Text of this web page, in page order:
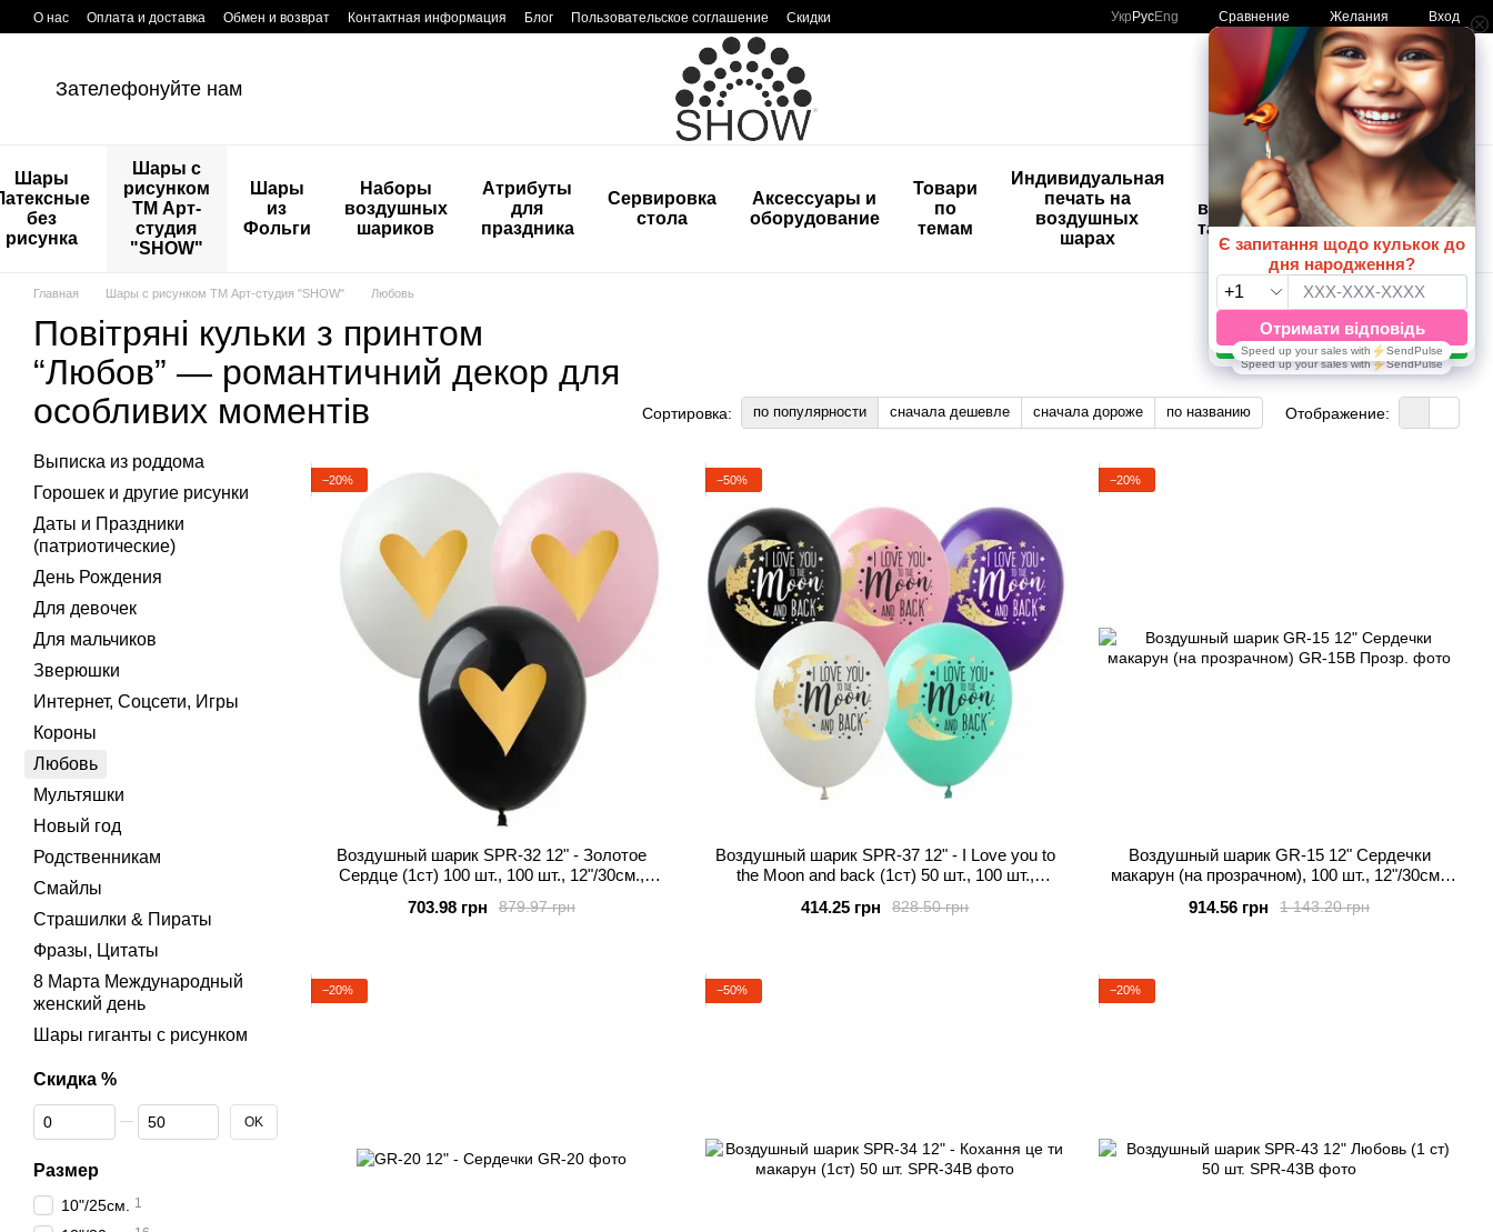
Перейти к основному контенту
О нас Оплата и доставка Обмен и возврат Контактная информация Блог Пользовательское соглашение Скидки Укр РусEng Сравнение Желания Вход
Зателефонуйте нам Мой заказ
Шары
без
рисунка
Шары с
рисунком
ТМ Арт-
студия
"SHOW"
Шары
из
Фольги
Наборы
воздушных
шариков
Атрибуты
для
праздника
Сервировка
стола
Аксессуары и
оборудование
Товари
по
темам
Индивидуальная
печать на
воздушных
шарах
Детские
временные
татуировки
🚨🚨🚨
Распродажа
Шары с
рисунком
😀🎈
Главная Шары с рисунком ТМ Арт-студия "SHOW" Любовь
Повітряні кульки з принтом
“Любов” — романтичний декор для
особливих моментів
Сортировка: по популярности сначала дешевле сначала дороже по названию Отображение:
−20%
Воздушный шарик SPR-32 12" - Золотое
Сердце (1ст) 100 шт., 100 шт., 12"/30см.,
879.97 грн
703.98 грн
−50%
Воздушный шарик SPR-37 12" - I Love you to
the Moon and back (1ст) 50 шт., 100 шт.,
828.50 грн
414.25 грн
−20%
Воздушный шарик GR-15 12" Сердечки
макарун (на прозрачном), 100 шт., 12"/30см.,
1 143.20 грн
914.56 грн
−20% −50% −20%
Выписка из роддома
Горошек и другие рисунки
Даты и Праздники
(патриотические)
День Рождения
Для девочек
Для мальчиков
Зверюшки
Интернет, Соцсети, Игры
Короны
Любовь
Мультяшки
Новый год
Родственникам
Смайлы
Страшилки & Пираты
Фразы, Цитаты
8 Марта Международный
женский день
Шары гиганты с рисунком
Скидка %
От Скидка %
До Скидка % OK
Размер
10"/25см. 1